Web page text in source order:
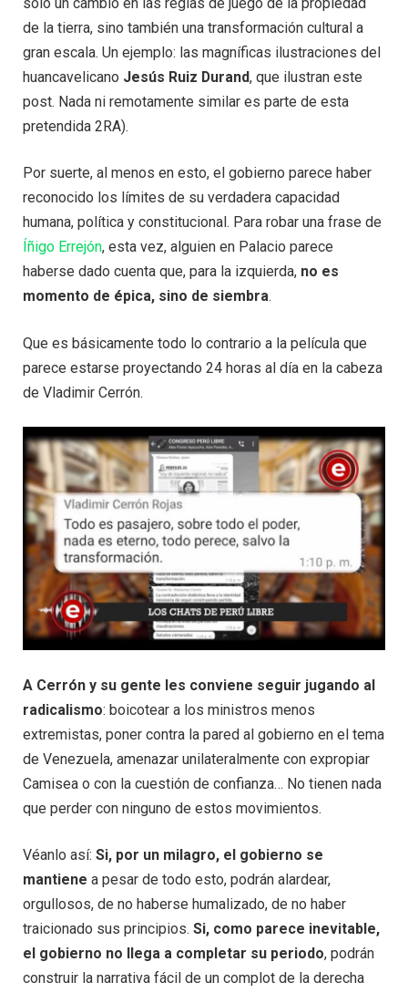
de la tierra, sino también una transformación cultural a
gran escala. Un ejemplo: las magníficas ilustraciones del
huancavelicano Jesús Ruiz Durand, que ilustran este
post. Nada ni remotamente similar es parte de esta
pretendida 2RA).
Por suerte, al menos en esto, el gobierno parece haber
reconocido los límites de su verdadera capacidad
humana, política y constitucional. Para robar una frase de
Íñigo Errejón, esta vez, alguien en Palacio parece
haberse dado cuenta que, para la izquierda, no es
momento de épica, sino de siembra.
Que es básicamente todo lo contrario a la película que
parece estarse proyectando 24 horas al día en la cabeza
de Vladimir Cerrón.
A Cerrón y su gente les conviene seguir jugando al
radicalismo: boicotear a los ministros menos
extremistas, poner contra la pared al gobierno en el tema
de Venezuela, amenazar unilateralmente con expropiar
Camisea o con la cuestión de confianza… No tienen nada
que perder con ninguno de estos movimientos.
Véanlo así: Si, por un milagro, el gobierno se
mantiene a pesar de todo esto, podrán alardear,
orgullosos, de no haberse humalizado, de no haber
traicionado sus principios. Si, como parece inevitable,
el gobierno no llega a completar su periodo, podrán
construir la narrativa fácil de un complot de la derecha